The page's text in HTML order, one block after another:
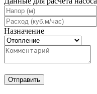
Назначение
Отправить